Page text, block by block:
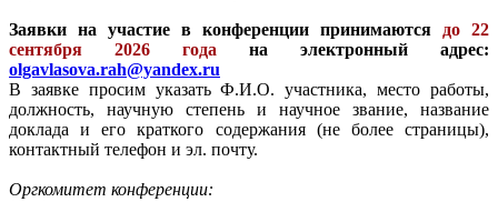
Заявки на участие в конференции принимаются до 22
сентября 2026 года на электронный адрес:
olgavlasova.rah@yandex.ru
В заявке просим указать Ф.И.О. участника, место работы,
должность, научную степень и научное звание, название
доклада и его краткого содержания (не более страницы),
контактный телефон и эл. почту.
Оргкомитет конференции: